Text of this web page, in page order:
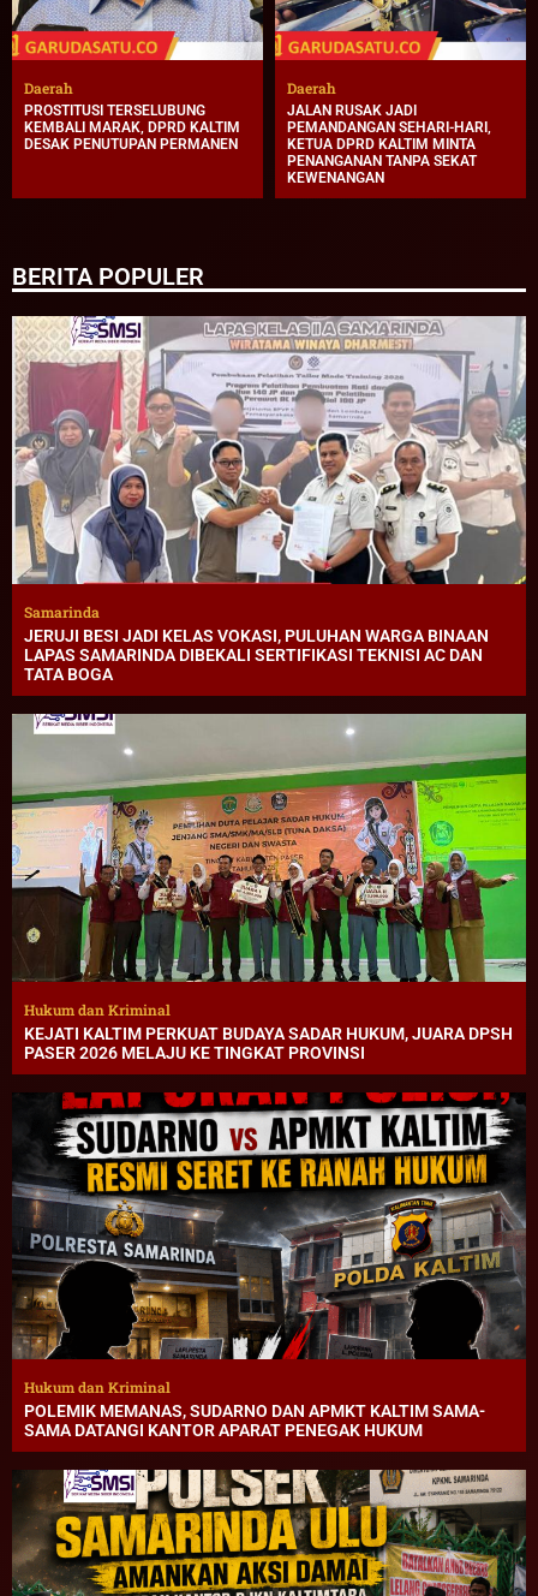
Daerah
PROSTITUSI TERSELUBUNG
KEMBALI MARAK, DPRD KALTIM
DESAK PENUTUPAN PERMANEN
Daerah
JALAN RUSAK JADI
PEMANDANGAN SEHARI-HARI,
KETUA DPRD KALTIM MINTA
PENANGANAN TANPA SEKAT
KEWENANGAN
BERITA POPULER
Samarinda
JERUJI BESI JADI KELAS VOKASI, PULUHAN WARGA BINAAN
LAPAS SAMARINDA DIBEKALI SERTIFIKASI TEKNISI AC DAN
TATA BOGA
Hukum dan Kriminal
KEJATI KALTIM PERKUAT BUDAYA SADAR HUKUM, JUARA DPSH
PASER 2026 MELAJU KE TINGKAT PROVINSI
Hukum dan Kriminal
POLEMIK MEMANAS, SUDARNO DAN APMKT KALTIM SAMA-
SAMA DATANGI KANTOR APARAT PENEGAK HUKUM